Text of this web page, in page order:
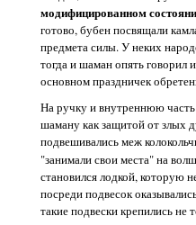
модифицированном
готово, бубен посвящали
предмета силы. У неких
тогда и шаман опять говорил
основном праздничек
На ручку и внутреннюю
шаману как защитой от злых
подвешивались меж
"занимали свои места" на
становился лодкой, которую
посреди подвесок
такие подвески крепились